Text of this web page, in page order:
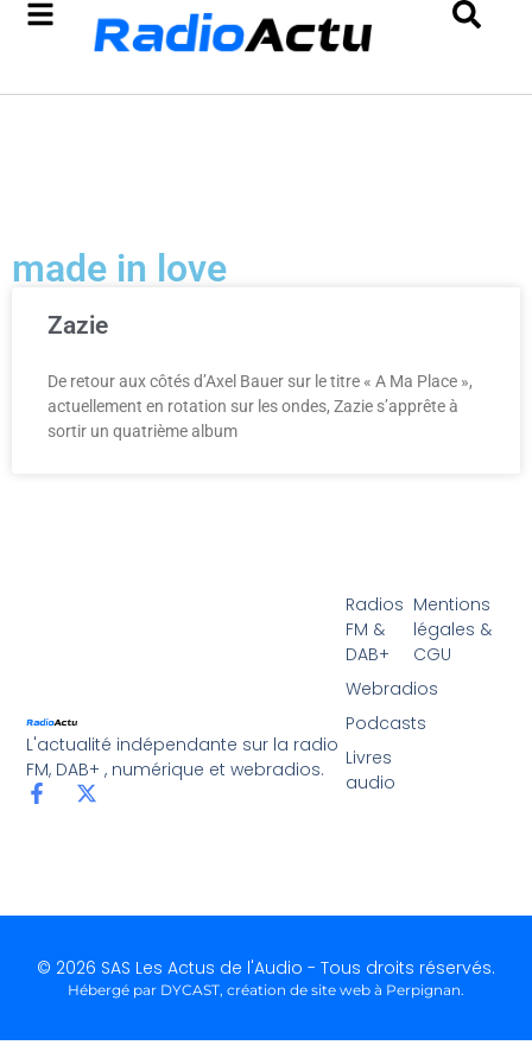
made in love
Zazie
De retour aux côtés d’Axel Bauer sur le titre « A Ma Place »,
actuellement en rotation sur les ondes, Zazie s’apprête à
sortir un quatrième album
L'actualité indépendante sur la radio
FM, DAB+ , numérique et webradios.
Radios
FM &
DAB+
Webradios
Podcasts
Livres
audio
Mentions
légales &
CGU
© 2026 SAS Les Actus de l'Audio - Tous droits réservés.
Hébergé par DYCAST, création de site web à Perpignan.